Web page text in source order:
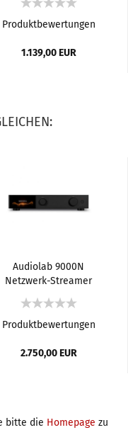
Produktbewertungen
1.139,00 EUR
Audiolab 9000N
Netzwerk-Streamer
Produktbewertungen
2.750,00 EUR
bitte die Homepage zu